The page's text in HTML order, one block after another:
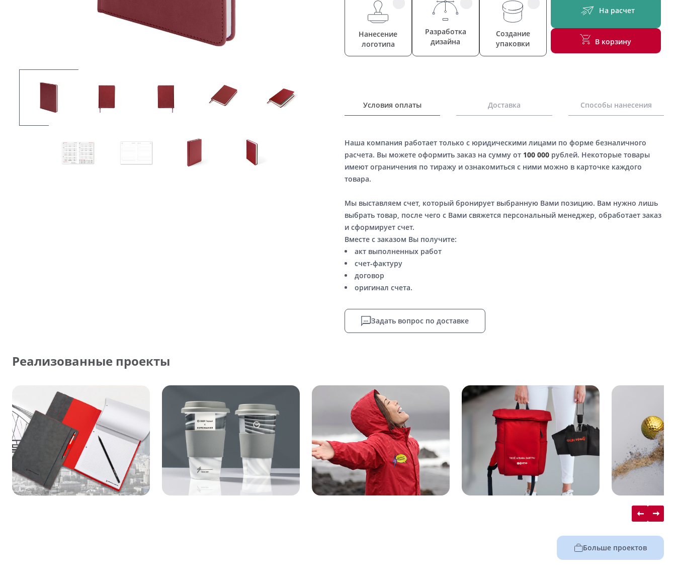
Нанесение
логотипа
Разработка
дизайна
Создание
упаковки
На расчет
В корзину
Условия оплаты Доставка Способы нанесения
Наша компания работает только с юридическими лицами по форме безналичного
расчета. Вы можете оформить заказ на сумму от 100 000рублей. Некоторые товары
имеют ограничения по тиражу и ознакомиться с ними можно в карточке каждого
товара.
Мы выставляем счет, который бронирует выбранную Вами позицию. Вам нужно лишь
выбрать товар, после чего с Вами свяжется персональный менеджер, обработает заказ
и сформирует счет.
Вместе с заказом Вы получите:
акт выполненных работ
счет-фактуру
договор
оригинал счета.
Задать вопрос по доставке
Реализованные проекты
Больше проектов